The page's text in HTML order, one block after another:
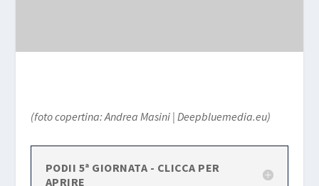
(foto copertina: Andrea Masini | Deepbluemedia.eu)
PODII 5ª GIORNATA - CLICCA PER
APRIRE